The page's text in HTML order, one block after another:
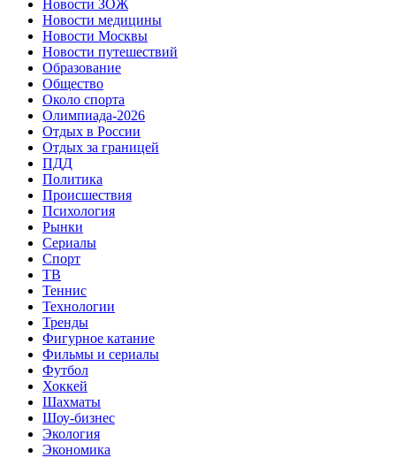
Новости ЗОЖ
Новости медицины
Новости Москвы
Новости путешествий
Образование
Общество
Около спорта
Олимпиада-2026
Отдых в России
Отдых за границей
ПДД
Политика
Происшествия
Психология
Рынки
Сериалы
Спорт
ТВ
Теннис
Технологии
Тренды
Фигурное катание
Фильмы и сериалы
Футбол
Хоккей
Шахматы
Шоу-бизнес
Экология
Экономика